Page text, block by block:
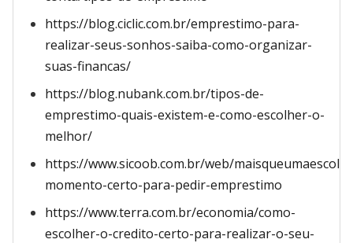
https://blog.ciclic.com.br/emprestimo-para-
realizar-seus-sonhos-saiba-como-organizar-
suas-financas/
https://blog.nubank.com.br/tipos-de-
emprestimo-quais-existem-e-como-escolher-o-
melhor/
https://www.sicoob.com.br/web/
momento-certo-para-pedir-emprestimo
https://www.terra.com.br/economia/como-
escolher-o-credito-certo-para-realizar-o-seu-